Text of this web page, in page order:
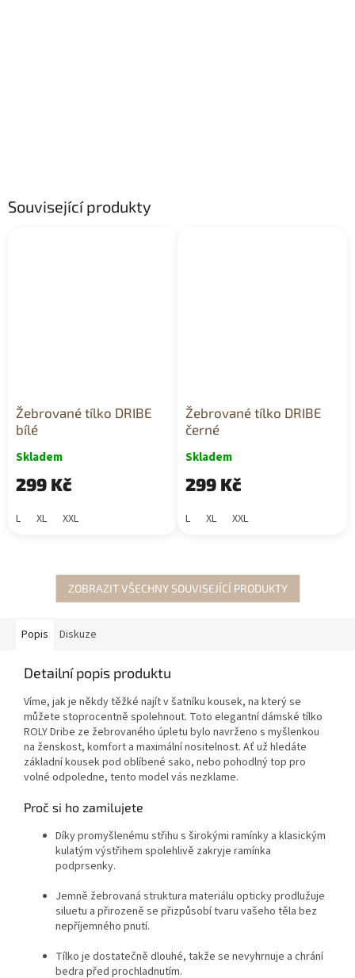
Související produkty
Žebrované tílko DRIBE
bílé
Skladem
299 Kč
L XL XXL
Žebrované tílko DRIBE
černé
Skladem
299 Kč
L XL XXL
ZOBRAZIT VŠECHNY SOUVISEJÍCÍ PRODUKTY
Popis Diskuze
Detailní popis produktu
Víme, jak je někdy těžké najít v šatníku kousek, na který se
můžete stoprocentně spolehnout. Toto elegantní dámské tílko
ROLY Dribe ze žebrovaného úpletu bylo navrženo s myšlenkou
na ženskost, komfort a maximální nositelnost. Ať už hledáte
základní kousek pod oblíbené sako, nebo pohodlný top pro
volné odpoledne, tento model vás nezklame.
Proč si ho zamilujete
Díky promyšlenému střihu s širokými ramínky a klasickým
kulatým výstřihem spolehlivě zakryje ramínka
podprsenky.
Jemně žebrovaná struktura materiálu opticky prodlužuje
siluetu a přirozeně se přizpůsobí tvaru vašeho těla bez
nepříjemného pnutí.
Tílko je dostatečně dlouhé, takže se nevyhrnuje a chrání
bedra před prochladnutím.